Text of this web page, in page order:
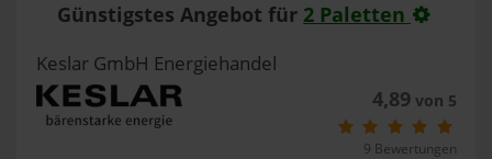
Günstigstes Angebot für 2 Paletten
Keslar GmbH Energiehandel
4,89von 5
9 Bewertungen